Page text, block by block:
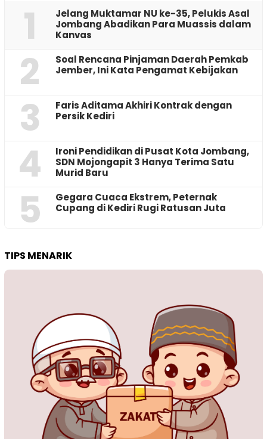
1
Jelang Muktamar NU ke-35, Pelukis Asal
Jombang Abadikan Para Muassis dalam
Kanvas
2
‎Soal Rencana Pinjaman Daerah Pemkab
Jember, Ini Kata Pengamat Kebijakan ‎
3
Faris Aditama Akhiri Kontrak dengan
Persik Kediri
4
Ironi Pendidikan di Pusat Kota Jombang,
SDN Mojongapit 3 Hanya Terima Satu
Murid Baru
5
‎Gegara Cuaca Ekstrem, Peternak
Cupang di Kediri Rugi Ratusan Juta
TIPS MENARIK